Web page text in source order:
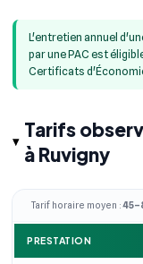
L'entretien annuel
par une PAC est
Certificats
Tarifs
à Ruvigny
Tarif horaire moyen :
PRESTATION